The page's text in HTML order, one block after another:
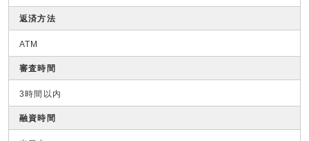
返済方法
ATM
審査時間
3時間以内
融資時間